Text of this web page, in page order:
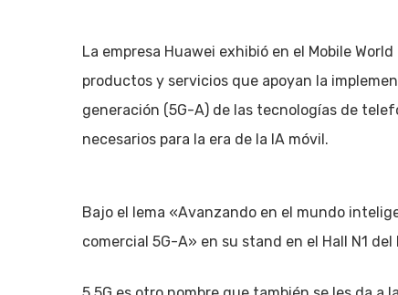
La empresa Huawei exhibió en el Mobile
productos y servicios que apoyan la
generación (5G-A) de las tecnologías de
necesarios para la era de la IA móvil.
Bajo el lema «Avanzando en el mundo
comercial 5G-A» en su stand en el Hall N1 del